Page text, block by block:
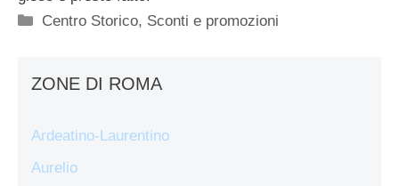
Categorie
Centro Storico, Sconti e promozioni
ZONE DI ROMA
Ardeatino-Laurentino
Aurelio